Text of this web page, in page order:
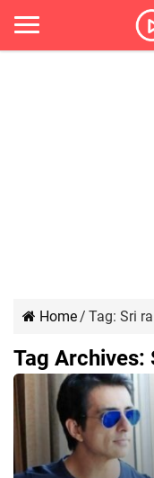
Home/ Tag: Sri
Tag Archives: